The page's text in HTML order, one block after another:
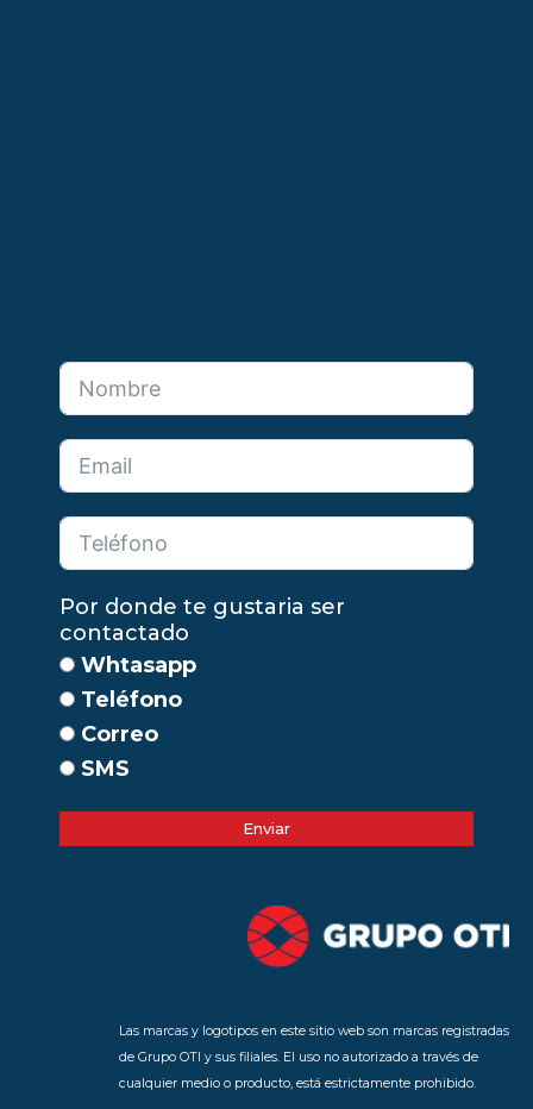
Por donde te gustaria ser
contactado
Whtasapp
Teléfono
Correo
SMS
Enviar
Las marcas y logotipos en este sitio web son marcas registradas
de Grupo OTI y sus filiales. El uso no autorizado a través de
cualquier medio o producto, está estrictamente prohibido.